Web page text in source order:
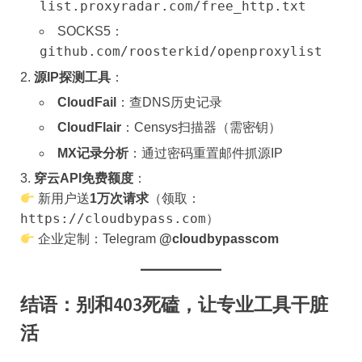
list.proxyradar.com/free_http.txt
SOCKS5：
github.com/roosterkid/openproxylist
​源IP探测工具​ ​：
​CloudFail​
​：查DNS历史记录
​CloudFlair​ ​：Censys扫描器（需密钥）
​MX记录分析​​：通过密码重置邮件抓源IP
​穿云API免费额度​ ​：
新用户送​​1万次请求​ ​（领取：
https://cloudbypass.com）
企业定制：Telegram ​ ​@cloudbypasscom​
结语：别和403死磕，让专业工具干脏
活